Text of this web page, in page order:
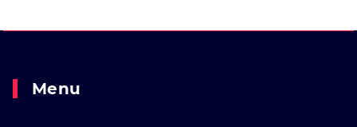
Menu